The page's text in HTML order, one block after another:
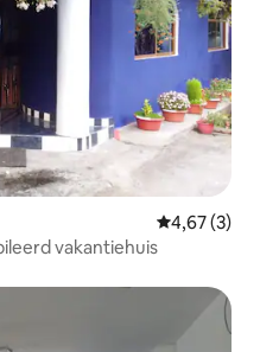
4,67 (3)
vakantiehuis